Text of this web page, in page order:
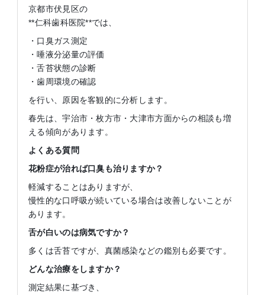
京都市伏見区の
**仁科歯科医院**では、
・口臭ガス測定
・唾液分泌量の評価
・舌苔状態の診断
・歯周環境の確認
を行い、原因を客観的に分析します。
春先は、宇治市・枚方市・大津市方面からの相談も増
える傾向があります。
よくある質問
花粉症が治れば口臭も治りますか？
軽減することはありますが、
慢性的な口呼吸が続いている場合は改善しないことが
あります。
舌が白いのは病気ですか？
多くは舌苔ですが、真菌感染などの鑑別も必要です。
どんな治療をしますか？
測定結果に基づき、